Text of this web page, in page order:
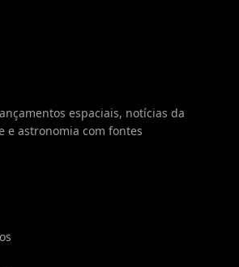
espaciais, notícias da
e astronomia com fontes